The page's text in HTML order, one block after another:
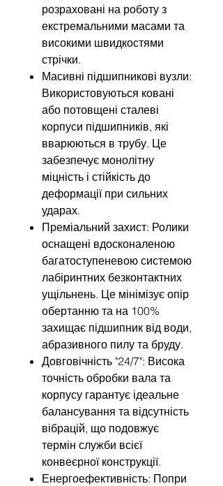
розраховані на роботу з
екстремальними масами та
високими швидкостями
стрічки.
Масивні підшипникові вузли:
Використовуються ковані
або потовщені сталеві
корпуси підшипників, які
вварюються в трубу. Це
забезпечує монолітну
міцність і стійкість до
деформації при сильних
ударах.
Преміальний захист: Ролики
оснащені вдосконаленою
багатоступеневою системою
лабіринтних безконтактних
ущільнень. Це мінімізує опір
обертанню та на 100%
захищає підшипник від води,
абразивного пилу та бруду.
Довговічність "24/7": Висока
точність обробки вала та
корпусу гарантує ідеальне
балансування та відсутність
вібрацій, що подовжує
термін служби всієї
конвеєрної конструкції.
Енергоефективність: Попри